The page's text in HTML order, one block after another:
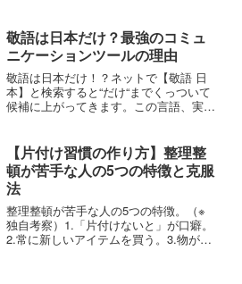
数3,600万人並べると考え
敬語は日本だけ？最強のコミュ
ニケーションツールの理由
敬語は日本だけ！？ネットで【敬語 日
本】と検索すると“だけ“までくっついて
候補に上がってきます。この言語、実は
メ口“と比較すると印象の違いは明らか
です。年齢を問わず、お互いを尊重し合
った交流ができるので最強です。
【片付け習慣の作り方】整理整
頓が苦手な人の5つの特徴と克服
法
整理整頓が苦手な人の5つの特徴。（※
独自考察）1.「片付けないと」が口癖。
2.常に新しいアイテムを買う。3.物があ